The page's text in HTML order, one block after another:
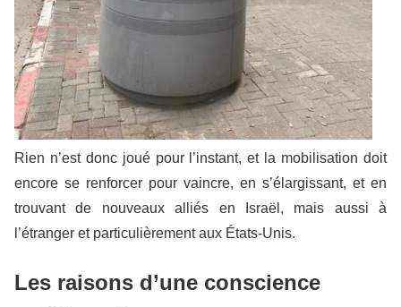
Rien n’est donc joué pour l’instant, et la mobilisation doit
encore se renforcer pour vaincre, en s’élargissant, et en
trouvant de nouveaux alliés en Israël, mais aussi à
l’étranger et particulièrement aux États-Unis.
Les raisons d’une conscience